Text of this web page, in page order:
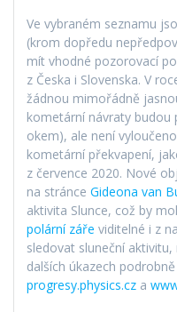
Ve vybraném seznamu
(krom dopředu
mít vhodné pozorovací
z Česka i Slovenska. V
žádnou mimořádně
kometární návraty budou
okem), ale není
kometární překvapení,
z července 2020. Nové
na stránce Gideona van
aktivita Slunce, což by
polární záře viditelné i z
sledovat sluneční aktivitu,
dalších úkazech
progresy.physics.cz a